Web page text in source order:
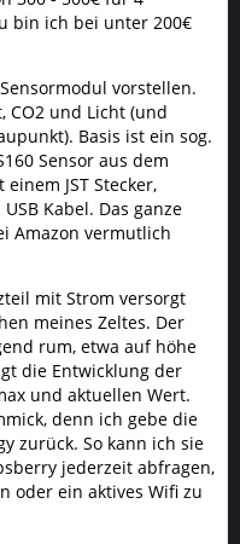
bin ich bei unter 200€
vorstellen.
CO2 und Licht (und
Basis ist ein sog.
Sensor aus dem
JST Stecker,
Kabel. Das ganze
Amazon vermutlich
mit Strom versorgt
meines Zeltes. Der
rum, etwa auf höhe
die Entwicklung der
und aktuellen Wert.
denn ich gebe die
zurück. So kann ich sie
jederzeit abfragen,
oder ein aktives Wifi zu